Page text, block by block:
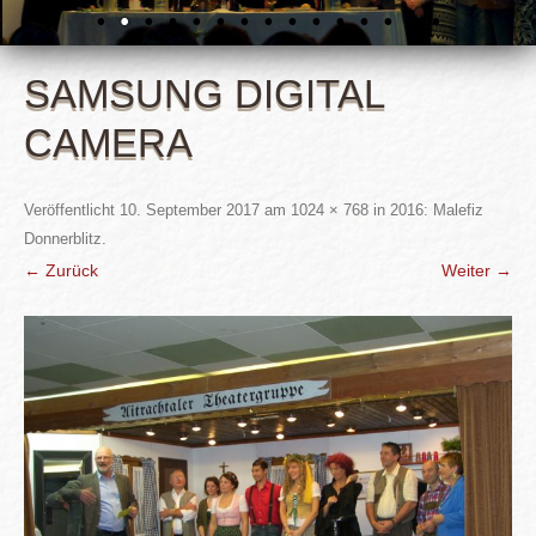
SAMSUNG DIGITAL
CAMERA
Veröffentlicht 10. September 2017 am 1024 × 768 in 2016: Malefiz
Donnerblitz.
← Zurück Weiter →